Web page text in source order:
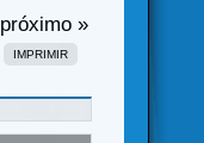
próximo »
IMPRIMIR